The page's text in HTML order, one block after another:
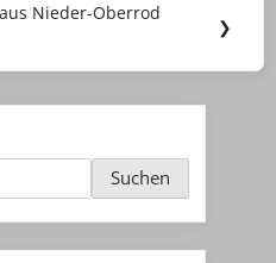
Nieder-Oberrod
❯
Suchen